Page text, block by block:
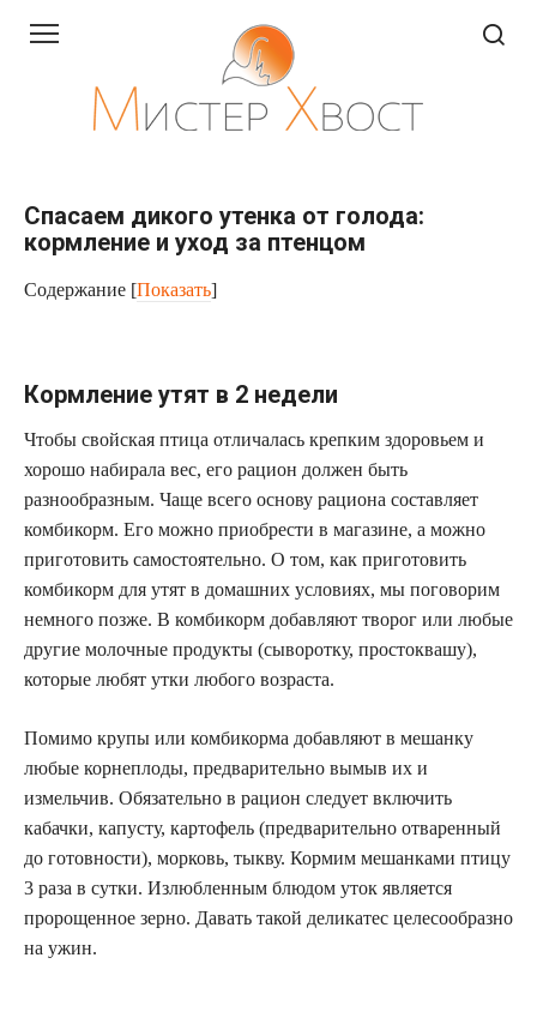
Спасаем дикого утенка от голода:
кормление и уход за птенцом
Содержание [Показать]
Кормление утят в 2 недели
Чтобы свойская птица отличалась крепким здоровьем и
хорошо набирала вес, его рацион должен быть
разнообразным. Чаще всего основу рациона составляет
комбикорм. Его можно приобрести в магазине, а можно
приготовить самостоятельно. О том, как приготовить
комбикорм для утят в домашних условиях, мы поговорим
немного позже. В комбикорм добавляют творог или любые
другие молочные продукты (сыворотку, простоквашу),
которые любят утки любого возраста.
Помимо крупы или комбикорма добавляют в мешанку
любые корнеплоды, предварительно вымыв их и
измельчив. Обязательно в рацион следует включить
кабачки, капусту, картофель (предварительно отваренный
до готовности), морковь, тыкву. Кормим мешанками птицу
3 раза в сутки. Излюбленным блюдом уток является
пророщенное зерно. Давать такой деликатес целесообразно
на ужин.